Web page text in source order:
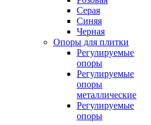
Серая
Синяя
Черная
Опоры для плитки
Регулируемые
опоры
Регулируемые
опоры
металлические
Регулируемые
опоры